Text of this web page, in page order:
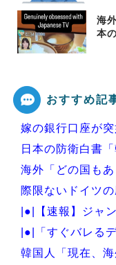
海
本
おすすめ記
嫁の銀行口座が
日本の防衛白書
海外「どの国も
際限ないドイツ
|●|【速報】ジャ
|●|「すぐバレる
韓国人「現在、